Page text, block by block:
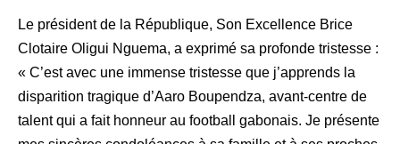
Le président de la République, Son Excellence Brice
Clotaire Oligui Nguema, a exprimé sa profonde tristesse :
« C’est avec une immense tristesse que j’apprends la
disparition tragique d’Aaro Boupendza, avant-centre de
talent qui a fait honneur au football gabonais. Je présente